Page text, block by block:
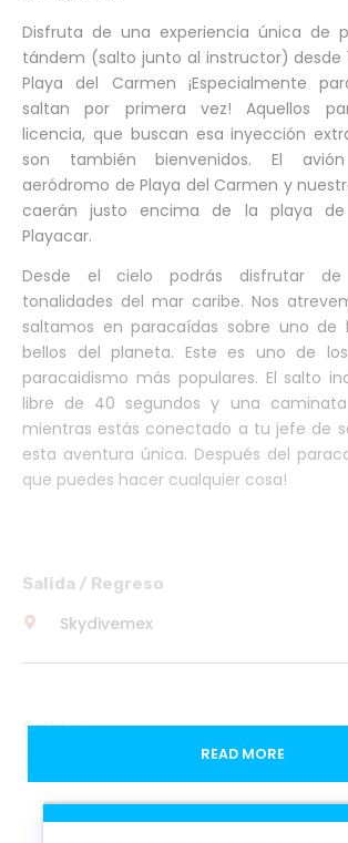
Disfruta de una experiencia única de
tándem (salto junto al instructor) desde
Playa del Carmen ¡Especialmente
saltan por primera vez! Aquellos
licencia, que buscan esa inyección
son también bienvenidos. El
aeródromo de Playa del Carmen y
caerán justo encima de la playa de
Playacar.
Desde el cielo podrás disfrutar de
tonalidades del mar caribe. Nos
saltamos en paracaídas sobre uno de
bellos del planeta. Este es uno de
paracaidismo más populares. El salto
libre de 40 segundos y una
mientras estás conectado a tu jefe de
esta aventura única. Después del
que puedes hacer cualquier cosa!
Salida / Regreso
Skydivemex
Salidas
READ MORE